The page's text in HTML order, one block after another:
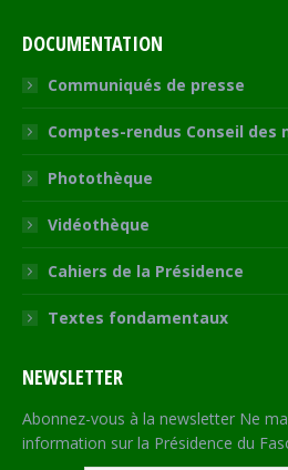
DOCUMENTATION
Communiqués de presse
Comptes-rendus Conseil des
Photothèque
Vidéothèque
Cahiers de la Présidence
Textes fondamentaux
NEWSLETTER
Abonnez-vous à la newsletter Ne
information sur la Présidence du